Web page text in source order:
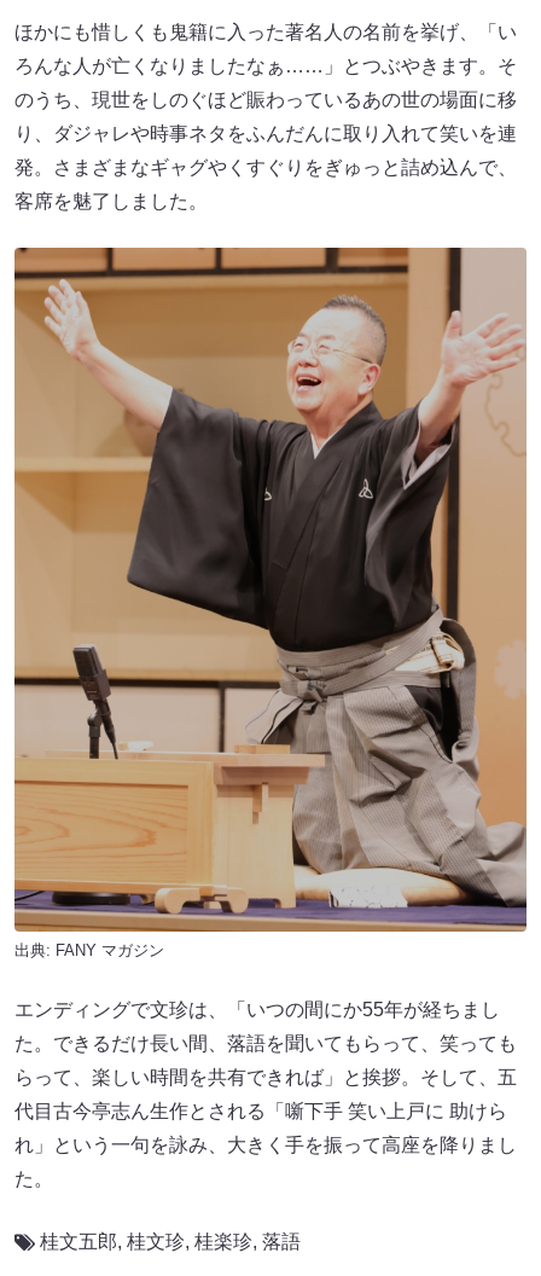
ほかにも惜しくも鬼籍に入った著名人の名前を挙げ、「い
ろんな人が亡くなりましたなぁ……」とつぶやきます。そ
のうち、現世をしのぐほど賑わっているあの世の場面に移
り、ダジャレや時事ネタをふんだんに取り入れて笑いを連
発。さまざまなギャグやくすぐりをぎゅっと詰め込んで、
客席を魅了しました。
出典: FANY マガジン
エンディングで文珍は、「いつの間にか55年が経ちまし
た。できるだけ長い間、落語を聞いてもらって、笑っても
らって、楽しい時間を共有できれば」と挨拶。そして、五
代目古今亭志ん生作とされる「噺下手 笑い上戸に 助けら
れ」という一句を詠み、大きく手を振って高座を降りまし
た。
桂文五郎, 桂文珍, 桂楽珍, 落語